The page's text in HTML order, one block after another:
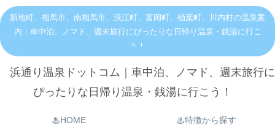
新地町、相馬市、南相馬市、浪江町、富岡町、楢葉町、川内村の温泉案
内｜車中泊、ノマド、週末旅行にぴったりな日帰り温泉・銭湯に行こ
う！
浜通り温泉ドットコム｜車中泊、ノマド、週末旅行に
ぴったりな日帰り温泉・銭湯に行こう！
♨︎HOME ♨︎特徴から探す